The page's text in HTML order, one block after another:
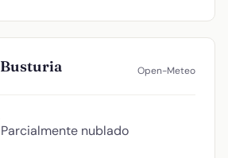
Open-Meteo
Parcialmente nublado